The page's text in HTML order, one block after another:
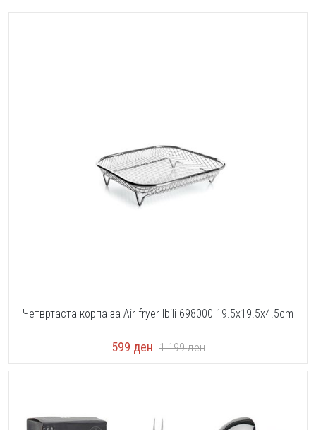
Четвртаста корпа за Air fryer Ibili 698000 19.5x19.5x4.5cm
599 ден 1.199ден